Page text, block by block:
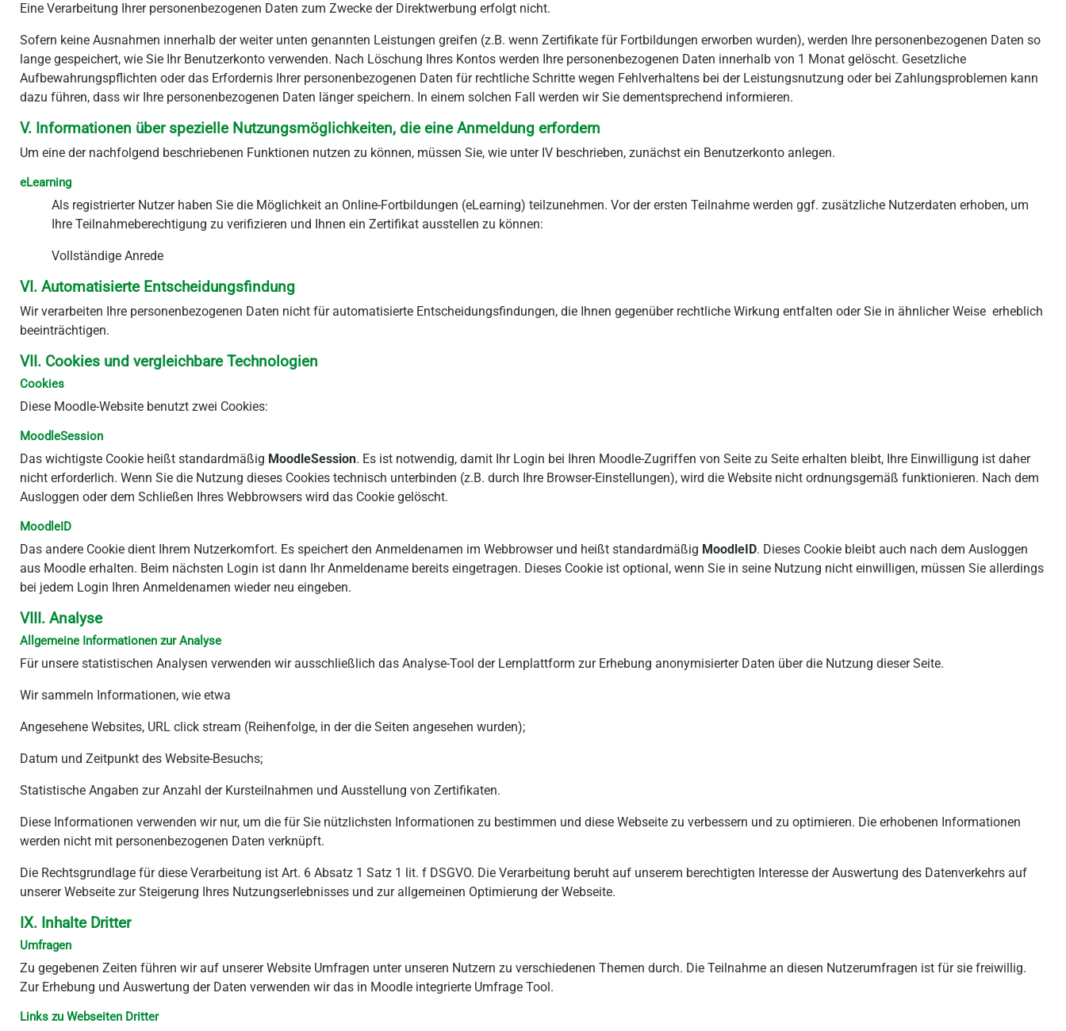
Eine Verarbeitung Ihrer personenbezogenen Daten zum Zwecke der Direktwerbung erfolgt nicht.
Sofern keine Ausnahmen innerhalb der weiter unten genannten Leistungen greifen (z.B. wenn Zertifikate für Fortbildungen erworben wurden), werden Ihre personenbezogenen Daten so
lange gespeichert, wie Sie Ihr Benutzerkonto verwenden. Nach Löschung Ihres Kontos werden Ihre personenbezogenen Daten innerhalb von 1 Monat gelöscht. Gesetzliche
Aufbewahrungspflichten oder das Erfordernis Ihrer personenbezogenen Daten für rechtliche Schritte wegen Fehlverhaltens bei der Leistungsnutzung oder bei Zahlungsproblemen kann
dazu führen, dass wir Ihre personenbezogenen Daten länger speichern. In einem solchen Fall werden wir Sie dementsprechend informieren.
V. Informationen über spezielle Nutzungsmöglichkeiten, die eine Anmeldung erfordern
Um eine der nachfolgend beschriebenen Funktionen nutzen zu können, müssen Sie, wie unter IV beschrieben, zunächst ein Benutzerkonto anlegen.
eLearning
Als registrierter Nutzer haben Sie die Möglichkeit an Online-Fortbildungen (eLearning) teilzunehmen. Vor der ersten Teilnahme werden ggf. zusätzliche Nutzerdaten erhoben, um
Ihre Teilnahmeberechtigung zu verifizieren und Ihnen ein Zertifikat ausstellen zu können:
Vollständige Anrede
VI. Automatisierte Entscheidungsfindung
Wir verarbeiten Ihre personenbezogenen Daten nicht für automatisierte Entscheidungsfindungen, die Ihnen gegenüber rechtliche Wirkung entfalten oder Sie in ähnlicher Weise erheblich
beeinträchtigen.
VII. Cookies und vergleichbare Technologien
Cookies
Diese Moodle-Website benutzt zwei Cookies:
MoodleSession
Das wichtigste Cookie heißt standardmäßig MoodleSession. Es ist notwendig, damit Ihr Login bei Ihren Moodle-Zugriffen von Seite zu Seite erhalten bleibt, Ihre Einwilligung ist daher
nicht erforderlich. Wenn Sie die Nutzung dieses Cookies technisch unterbinden (z.B. durch Ihre Browser-Einstellungen), wird die Website nicht ordnungsgemäß funktionieren. Nach dem
Ausloggen oder dem Schließen Ihres Webbrowsers wird das Cookie gelöscht.
MoodleID
Das andere Cookie dient Ihrem Nutzerkomfort. Es speichert den Anmeldenamen im Webbrowser und heißt standardmäßig MoodleID. Dieses Cookie bleibt auch nach dem Ausloggen
aus Moodle erhalten. Beim nächsten Login ist dann Ihr Anmeldename bereits eingetragen. Dieses Cookie ist optional, wenn Sie in seine Nutzung nicht einwilligen, müssen Sie allerdings
bei jedem Login Ihren Anmeldenamen wieder neu eingeben.
VIII. Analyse
Allgemeine Informationen zur Analyse
Für unsere statistischen Analysen verwenden wir ausschließlich das Analyse-Tool der Lernplattform zur Erhebung anonymisierter Daten über die Nutzung dieser Seite.
Wir sammeln Informationen, wie etwa
Angesehene Websites, URL click stream (Reihenfolge, in der die Seiten angesehen wurden);
Datum und Zeitpunkt des Website-Besuchs;
Statistische Angaben zur Anzahl der Kursteilnahmen und Ausstellung von Zertifikaten.
Diese Informationen verwenden wir nur, um die für Sie nützlichsten Informationen zu bestimmen und diese Webseite zu verbessern und zu optimieren. Die erhobenen Informationen
werden nicht mit personenbezogenen Daten verknüpft.
Die Rechtsgrundlage für diese Verarbeitung ist Art. 6 Absatz 1 Satz 1 lit. f DSGVO. Die Verarbeitung beruht auf unserem berechtigten Interesse der Auswertung des Datenverkehrs auf
unserer Webseite zur Steigerung Ihres Nutzungserlebnisses und zur allgemeinen Optimierung der Webseite.
IX. Inhalte Dritter
Umfragen
Zu gegebenen Zeiten führen wir auf unserer Website Umfragen unter unseren Nutzern zu verschiedenen Themen durch. Die Teilnahme an diesen Nutzerumfragen ist für sie freiwillig.
Zur Erhebung und Auswertung der Daten verwenden wir das in Moodle integrierte Umfrage Tool.
Links zu Webseiten Dritter